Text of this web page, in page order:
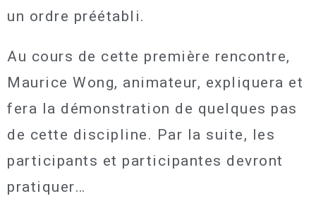
un ordre préétabli.
Au cours de cette première rencontre,
Maurice Wong, animateur, expliquera et
fera la démonstration de quelques pas
de cette discipline. Par la suite, les
participants et participantes devront
pratiquer…